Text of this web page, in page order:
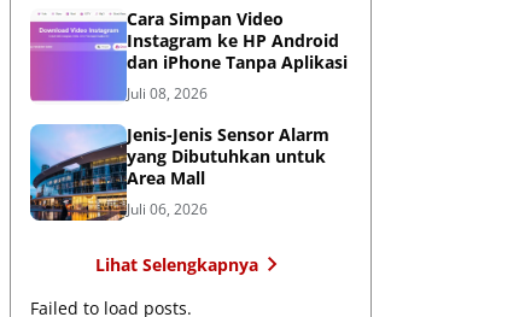
Cara Simpan Video
Instagram ke HP Android
dan iPhone Tanpa Aplikasi
Juli 08, 2026
Jenis-Jenis Sensor Alarm
yang Dibutuhkan untuk
Area Mall
Juli 06, 2026
Lihat Selengkapnya
Failed to load posts.